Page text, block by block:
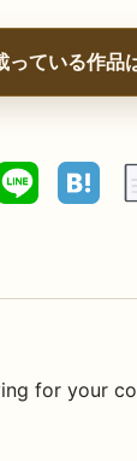
っている作品
for your